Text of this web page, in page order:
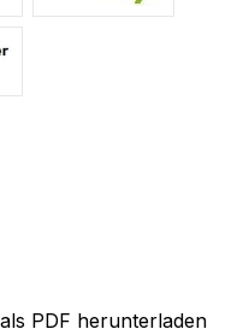
PDF herunterladen